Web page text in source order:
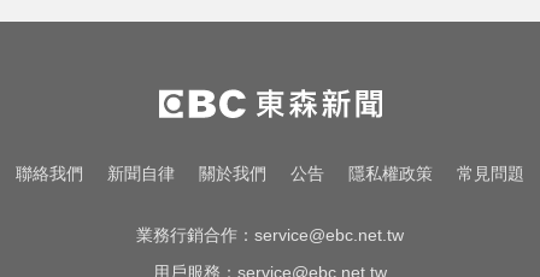
弊」！官方急出手
三商壽9/1股票下市！12/1正式更名
「玉山人壽」
颱風假怎麼放？停班課標準、宣布
聯絡我們 新聞自律 關於我們 公告 隱私權政策 常見問題
業務行銷合作： service@ebc.net.tw
用戶服務： service@ebc.net.tw